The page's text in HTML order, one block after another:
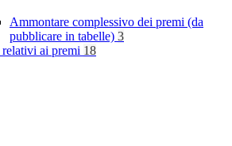
Ammontare complessivo dei premi (da
pubblicare in tabelle) 3
ai premi 18